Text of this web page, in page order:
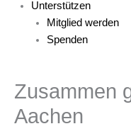
Unterstützen
Mitglied werden
Spenden
Zusammen
Aachen